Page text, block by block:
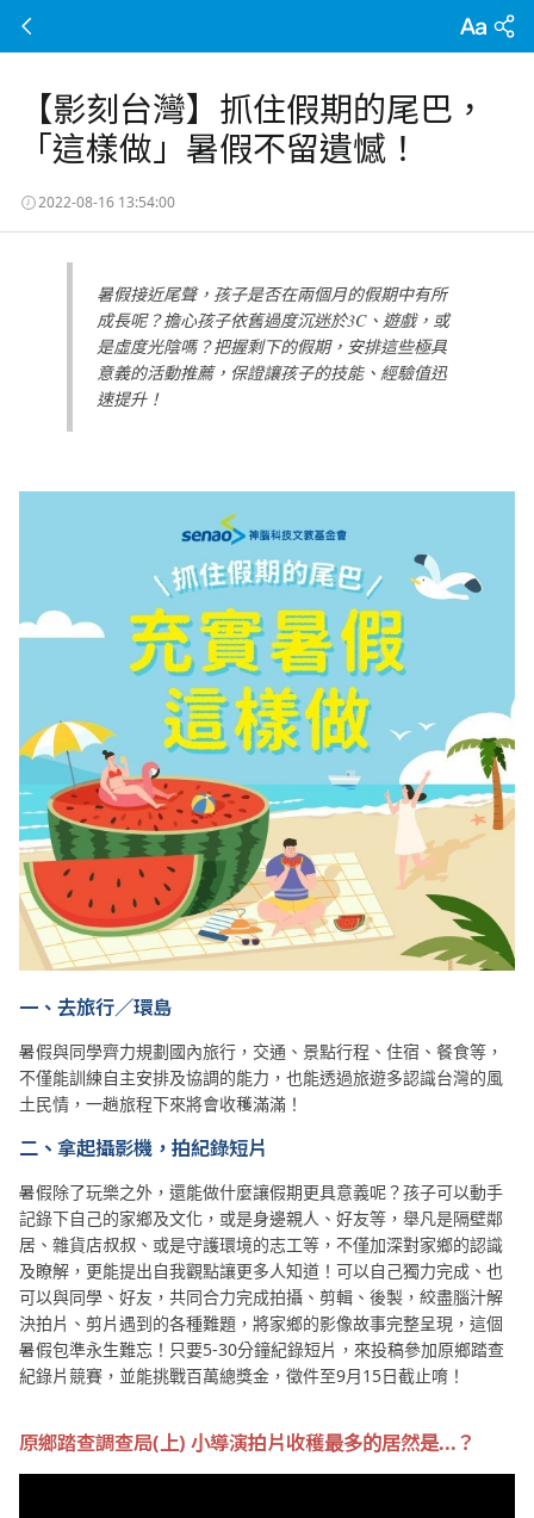
【影刻台灣】抓住假期的尾巴，
「這樣做」暑假不留遺憾！
2022-08-16 13:54:00
暑假接近尾聲，孩子是否在兩個月的假期中有所
成長呢？擔心孩子依舊過度沉迷於3C、遊戲，或
是虛度光陰嗎？把握剩下的假期，安排這些極具
意義的活動推薦，保證讓孩子的技能、經驗值迅
速提升！
一、去旅行／環島
暑假與同學齊力規劃國內旅行，交通、景點行程、住宿、餐食等，
不僅能訓練自主安排及協調的能力，也能透過旅遊多認識台灣的風
土民情，一趟旅程下來將會收穫滿滿！
二、拿起攝影機，拍紀錄短片
暑假除了玩樂之外，還能做什麼讓假期更具意義呢？孩子可以動手
記錄下自己的家鄉及文化，或是身邊親人、好友等，舉凡是隔壁鄰
居、雜貨店叔叔、或是守護環境的志工等，不僅加深對家鄉的認識
及瞭解，更能提出自我觀點讓更多人知道！可以自己獨力完成、也
可以與同學、好友，共同合力完成拍攝、剪輯、後製，絞盡腦汁解
決拍片、剪片遇到的各種難題，將家鄉的影像故事完整呈現，這個
暑假包準永生難忘！只要5-30分鐘紀錄短片，來投稿參加原鄉踏查
紀錄片競賽，並能挑戰百萬總獎金，徵件至9月15日截止唷！
原鄉踏查調查局(上) 小導演拍片收穫最多的居然是...？